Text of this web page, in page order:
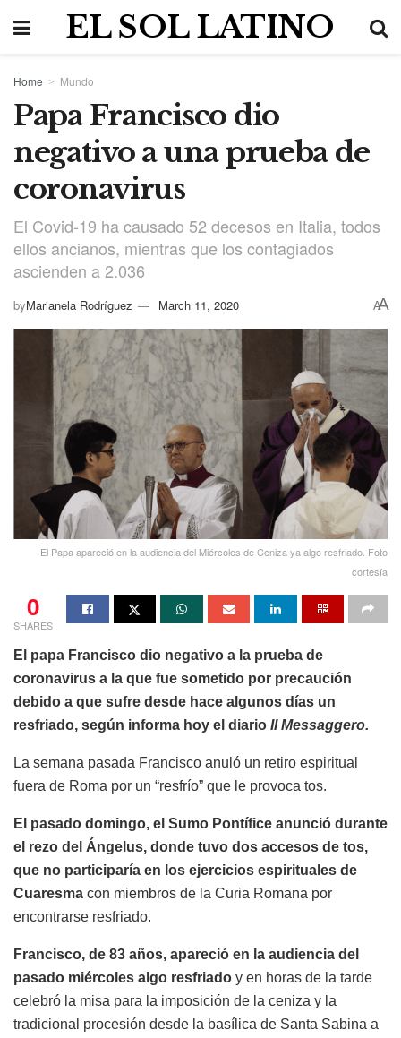
EL SOL LATINO
Home Mundo
Papa Francisco dio
negativo a una prueba de
coronavirus
El Covid-19 ha causado 52 decesos en Italia, todos
ellos ancianos, mientras que los contagiados
ascienden a 2.036
byMarianela Rodríguez March 11, 2020 AA
El Papa apareció en la audiencia del Miércoles de Ceniza ya algo resfriado. Foto
cortesía
0
SHARES
El papa Francisco dio negativo a la prueba de
coronavirus a la que fue sometido por precaución
debido a que sufre desde hace algunos días un
resfriado, según informa hoy el diario Il Messaggero.
La semana pasada Francisco anuló un retiro espiritual
fuera de Roma por un “resfrío” que le provoca tos.
El pasado domingo, el Sumo Pontífice anunció durante
el rezo del Ángelus, donde tuvo dos accesos de tos,
que no participaría en los ejercicios espirituales de
Cuaresma con miembros de la Curia Romana por
encontrarse resfriado.
Francisco, de 83 años, apareció en la audiencia del
pasado miércoles algo resfriado y en horas de la tarde
celebró la misa para la imposición de la ceniza y la
tradicional procesión desde la basílica de Santa Sabina a